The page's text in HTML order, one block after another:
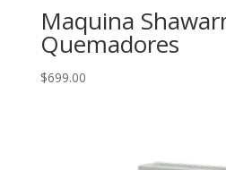
Maquina
Quemadores
$699.00